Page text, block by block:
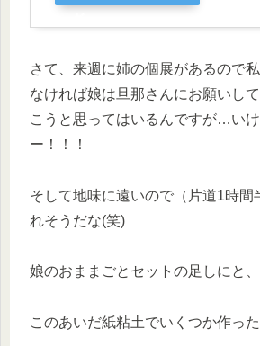
さて、来週に姉の個展があるので
なければ娘は旦那さんにお願いし
こうと思ってはいるんですが…い
ー！！！
そして地味に遠いので（片道1時間
れそうだな(笑)
娘のおままごとセットの足しにと、
このあいだ紙粘土でいくつか作った